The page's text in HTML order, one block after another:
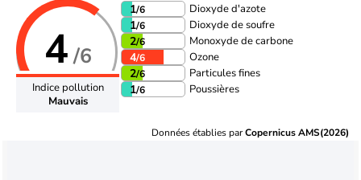
4/6
Indice pollution
Mauvais
1/6 Dioxyde d'azote
1/6 Dioxyde de soufre
2/6 Monoxyde de carbone
4/6 Ozone
2/6 Particules fines
1/6 Poussières
Données établies parCopernicus AMS(2026)